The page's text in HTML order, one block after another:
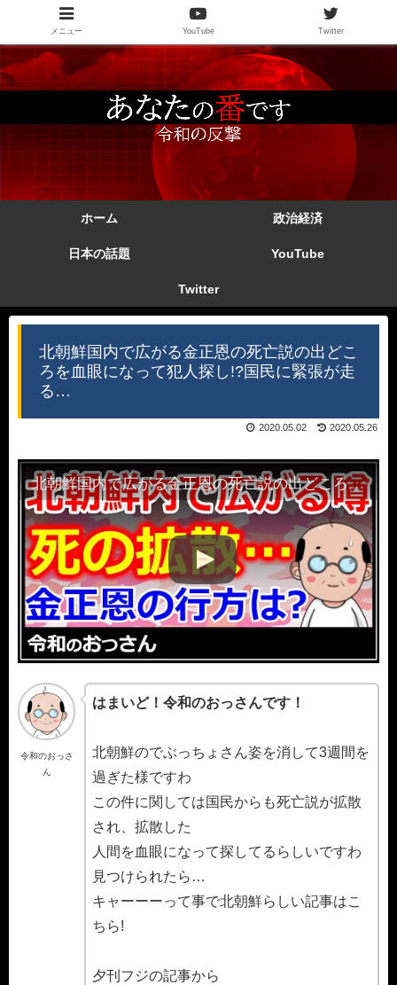
ホーム 政治経済
日本の話題 YouTube
Twitter
北朝鮮国内で広がる金正恩の死亡説の出どこ
ろを血眼になって犯人探し!?国民に緊張が走
る…
2020.05.26
2020.05.02
北朝鮮国内で広がる金正恩の死亡説の出どころを血眼になって犯人探し!?国民に緊張が走る…
令和のおっさ
ん
はまいど！令和のおっさんです！
北朝鮮のでぶっちょさん姿を消して3週間を
過ぎた様ですわ
この件に関しては国民からも死亡説が拡散
され、拡散した
人間を血眼になって探してるらしいですわ
見つけられたら…
キャーーーって事で北朝鮮らしい記事はこ
ちら!
夕刊フジの記事から
メニュー YouTube Twitter